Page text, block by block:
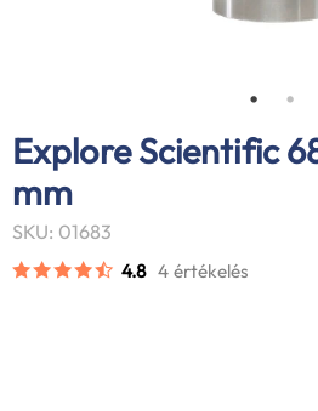
Explore Scientific
mm
SKU: 01683
4.8 4 értékelés